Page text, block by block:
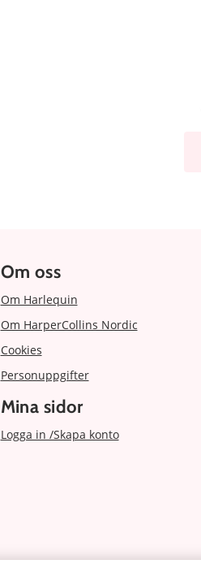
Om oss
Om Harlequin
Om HarperCollins Nordic
Cookies
Personuppgifter
Mina sidor
Logga in /Skapa konto